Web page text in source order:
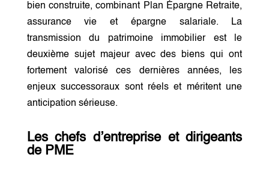
bien construite, combinant Plan Épargne Retraite,
assurance vie et épargne salariale. La
transmission du patrimoine immobilier est le
deuxième sujet majeur avec des biens qui ont
fortement valorisé ces dernières années, les
enjeux successoraux sont réels et méritent une
anticipation sérieuse.
Les chefs d’entreprise et dirigeants
de PME